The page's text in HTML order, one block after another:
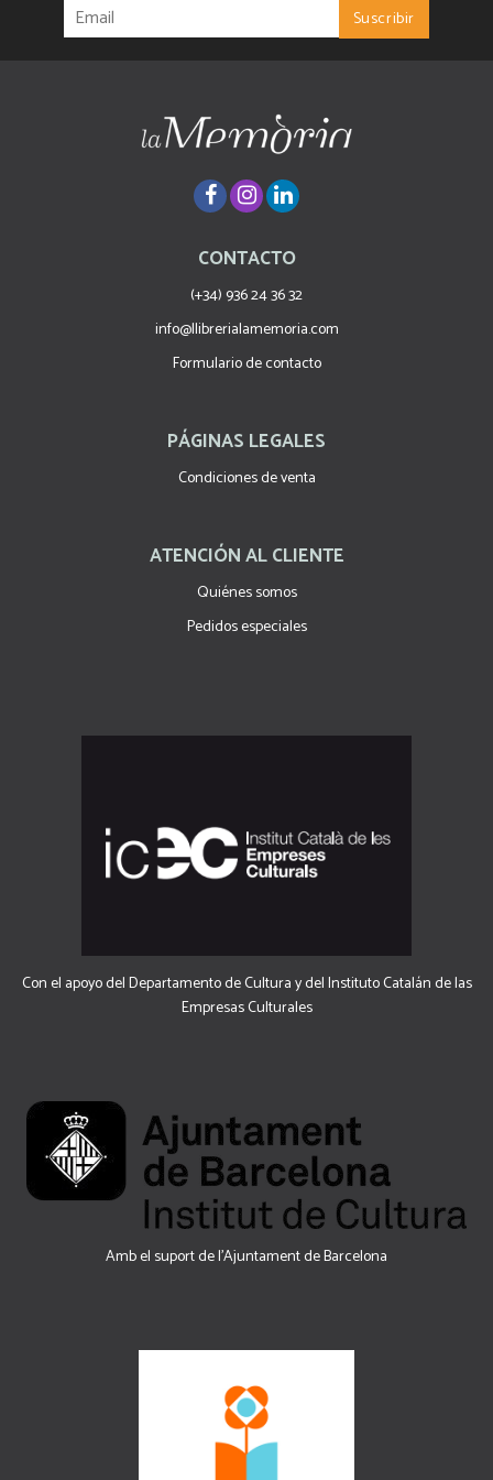
CONTACTO
(+34) 936 24 36 32
info@llibrerialamemoria.com
Formulario de contacto
PÁGINAS LEGALES
Condiciones de venta
ATENCIÓN AL CLIENTE
Quiénes somos
Pedidos especiales
Con el apoyo del Departamento de Cultura y del Instituto Catalán de las
Empresas Culturales
Amb el suport de l’Ajuntament de Barcelona